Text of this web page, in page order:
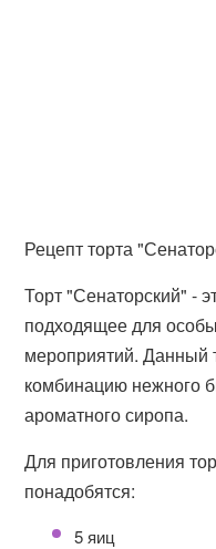
Рецепт торта
Торт "Сенаторский" -
подходящее для
мероприятий. Данный
комбинацию нежного
ароматного сиропа.
Для приготовления
понадобятся:
5 яиц